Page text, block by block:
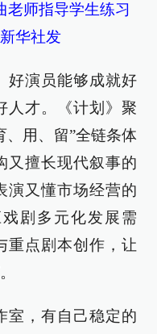
老师指导学生练习
华社发
好演员能够成就好
人才。《计划》聚
、用、留”全链条体
又擅长现代叙事的
演又懂市场经营的
剧多元化发展需
重点剧本创作，让
室，有自己稳定的